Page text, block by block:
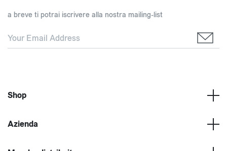
a breve ti potrai iscrivere alla nostra mailing-list
Shop
Azienda